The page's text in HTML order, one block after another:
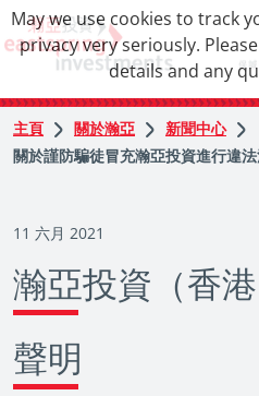
主頁 關於瀚亞
新聞中心
關於謹防騙徒冒充瀚亞投資進行違
11 六月 2021
瀚亞投資（香
聲明
May we use cookies to track
privacy very seriously.
details and any